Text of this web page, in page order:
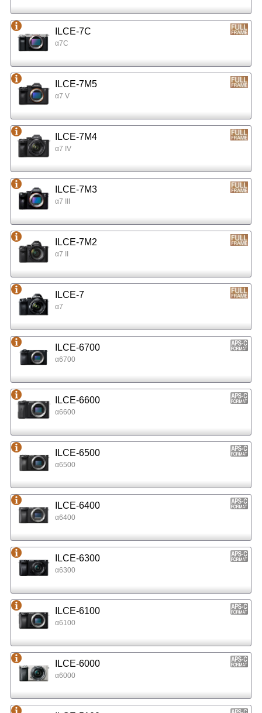
ILCE-7C
α7C
ILCE-7M5
α7 V
ILCE-7M4
α7 IV
ILCE-7M3
α7 III
ILCE-7M2
α7 II
ILCE-7
α7
ILCE-6700
α6700
ILCE-6600
α6600
ILCE-6500
α6500
ILCE-6400
α6400
ILCE-6300
α6300
ILCE-6100
α6100
ILCE-6000
α6000